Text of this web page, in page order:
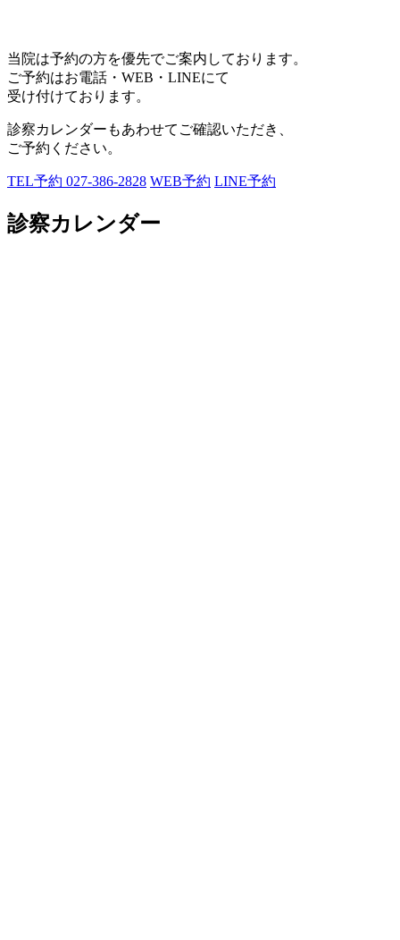
当院は予約の方を優先でご案内しております。
ご予約はお電話・WEB・LINEにて
受け付けております。
診察カレンダーもあわせてご確認いただき、
ご予約ください。
TEL予約 027-386-2828 WEB予約 LINE予約
診察カレンダー